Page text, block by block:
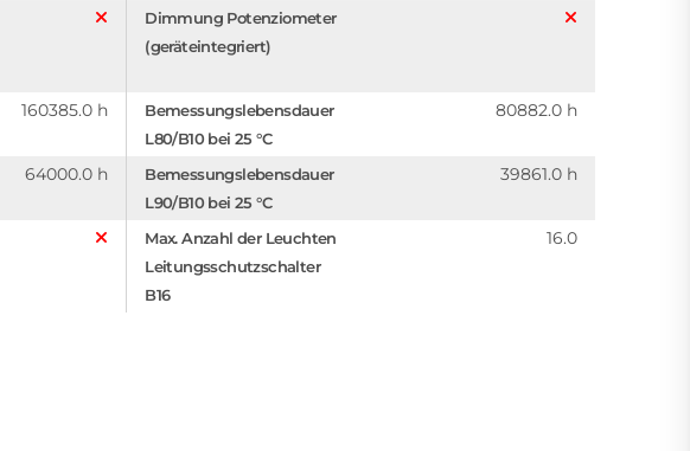
Dimmung Potenziometer
(geräteintegriert)
160385.0 h
Bemessungslebensdauer
L80/B10 bei 25 °C
80882.0 h
64000.0 h
Bemessungslebensdauer
L90/B10 bei 25 °C
39861.0 h
Max. Anzahl der Leuchten
Leitungsschutzschalter
B16
16.0